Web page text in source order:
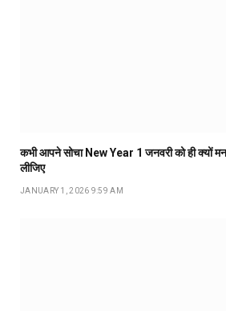
कभी आपने सोचा New Year 1 जनवरी को ही क्यों
लीजिए
JANUARY 1, 2026 9:59 AM